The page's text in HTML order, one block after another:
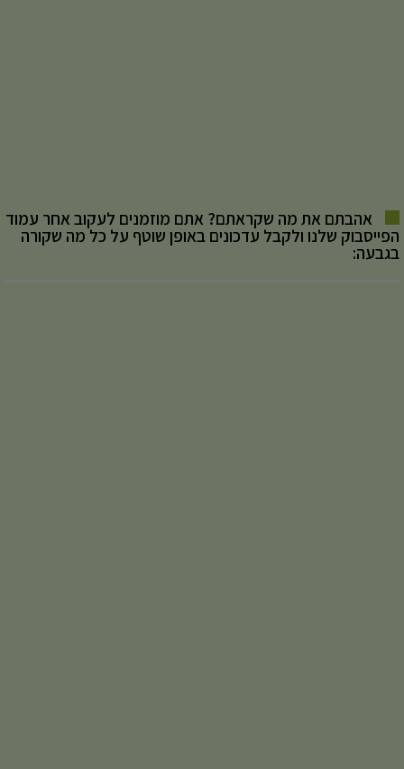
אהבתם את מה שקראתם? אתם מוזמנים לעקוב אחר עמוד
הפייסבוק שלנו ולקבל עדכונים באופן שוטף על כל מה שקורה
בגבעה: